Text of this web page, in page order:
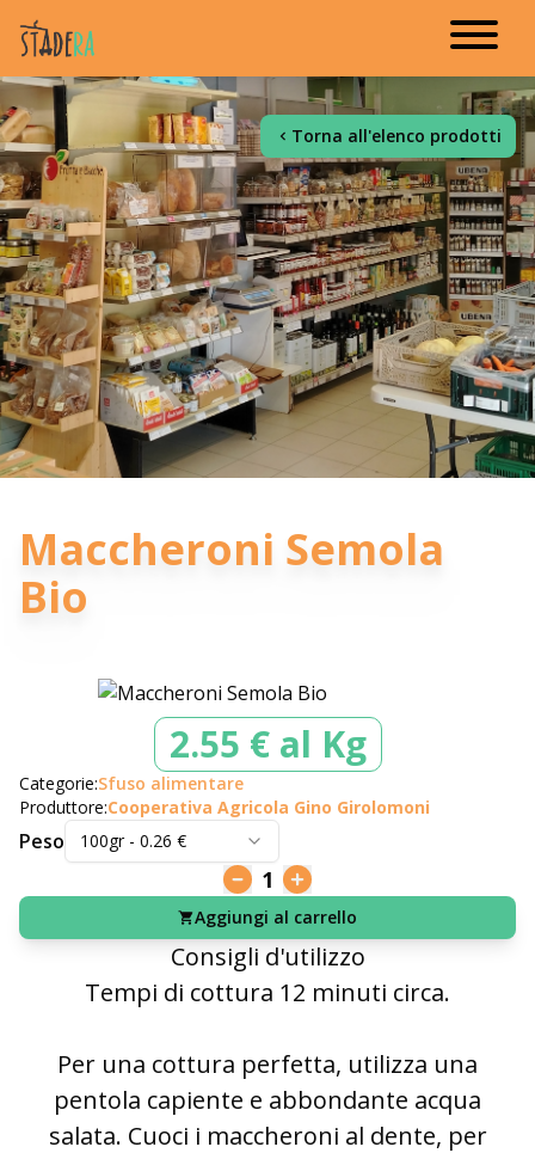
Torna all'elenco prodotti
Maccheroni Semola
Bio
2.55 € al Kg
Categorie:Sfuso alimentare
Produttore:Cooperativa Agricola Gino Girolomoni
Peso 100gr- 0.26 €
1
Aggiungi al carrello
Consigli d'utilizzo
Tempi di cottura 12 minuti circa.
Per una cottura perfetta, utilizza una
pentola capiente e abbondante acqua
salata. Cuoci i maccheroni al dente, per